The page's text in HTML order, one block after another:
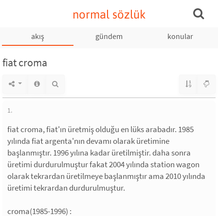
normal sözlük
akış gündem konular
fiat croma
1.
fiat croma, fiat'ın üretmiş olduğu en lüks arabadır. 1985
yılında fiat argenta'nın devamı olarak üretimine
başlanmıştır. 1996 yılına kadar üretilmiştir. daha sonra
üretimi durdurulmuştur fakat 2004 yılında station wagon
olarak tekrardan üretilmeye başlanmıştır ama 2010 yılında
üretimi tekrardan durdurulmuştur.
croma(1985-1996) :